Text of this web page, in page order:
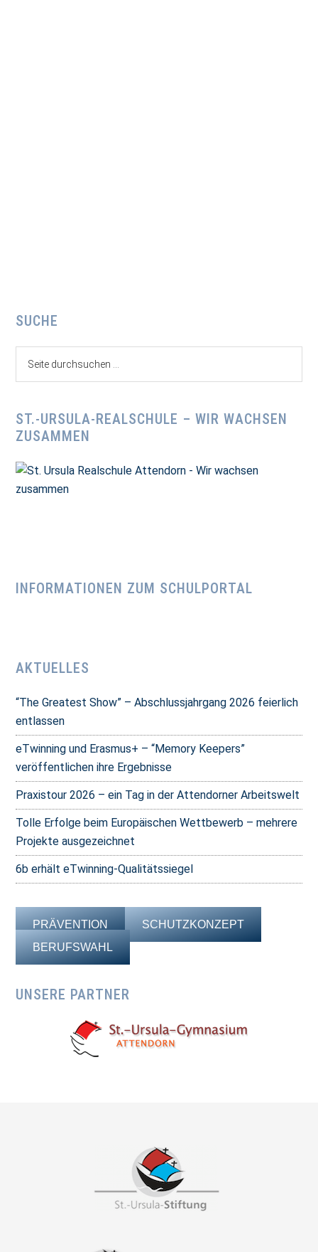
Seitenspalte
SUCHE
ST.-URSULA-REALSCHULE – WIR WACHSEN
ZUSAMMEN
INFORMATIONEN ZUM SCHULPORTAL
AKTUELLES
“The Greatest Show” – Abschlussjahrgang 2026 feierlich
entlassen
eTwinning und Erasmus+ – “Memory Keepers”
veröffentlichen ihre Ergebnisse
Praxistour 2026 – ein Tag in der Attendorner Arbeitswelt
Tolle Erfolge beim Europäischen Wettbewerb – mehrere
Projekte ausgezeichnet
6b erhält eTwinning-Qualitätssiegel
PRÄVENTION
SCHUTZKONZEPT
BERUFSWAHL
UNSERE PARTNER